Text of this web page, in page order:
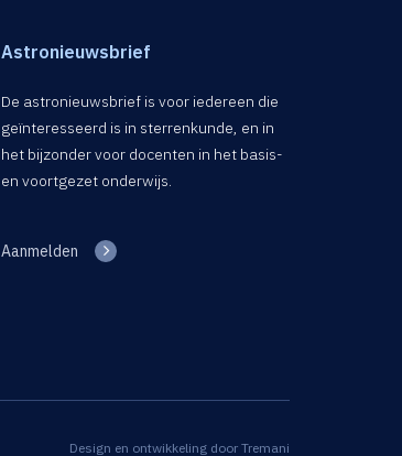
Astronieuwsbrief
De astronieuwsbrief is voor iedereen die
geïnteresseerd is in sterrenkunde, en in
het bijzonder voor docenten in het basis-
en voortgezet onderwijs.
Aanmelden
Design en ontwikkeling door Tremani